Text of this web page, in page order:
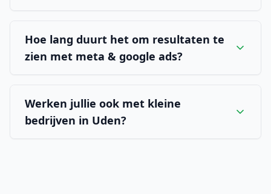
Hoe lang duurt het om resultaten te
zien met meta & google ads?
Werken jullie ook met kleine
bedrijven in Uden?